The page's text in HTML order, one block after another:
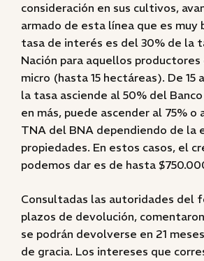
consideración en sus cultivos,
armado de esta línea que es muy
tasa de interés es del 30% de la
Nación para aquellos productores
micro (hasta 15 hectáreas). De 15
la tasa asciende al 50% del
en más, puede ascender al 75% o
TNA del BNA dependiendo de la
propiedades. En estos casos, el
podemos dar es de hasta
Consultadas las autoridades del
plazos de devolución,
se podrán devolverse en 21
de gracia. Los intereses que